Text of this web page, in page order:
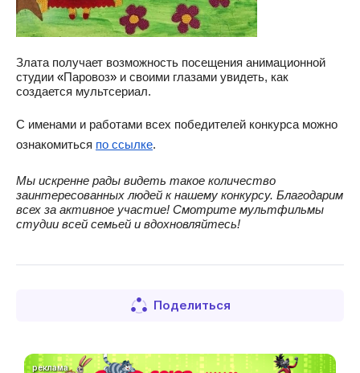
Злата получает возможность посещения анимационной
студии «Паровоз» и своими глазами увидеть, как
создается мультсериал.
С именами и работами всех победителей конкурса можно
ознакомиться по ссылке.
Мы искренне рады видеть такое количество
заинтересованных людей к нашему конкурсу. Благодарим
всех за активное участие! Смотрите мультфильмы
студии всей семьей и вдохновляйтесь!
Поделиться
реклама